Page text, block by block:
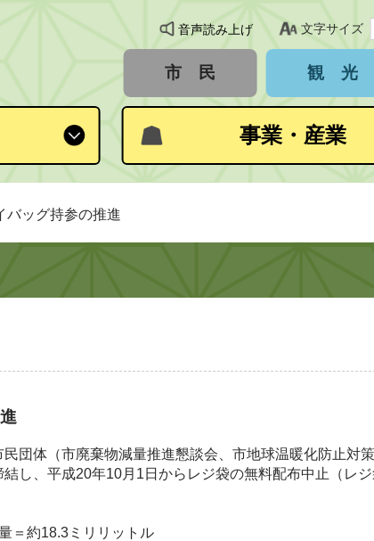
音声読み上げ 文字サイズ
市 民 観 光
事業・産業
バッグ持参の推進
団体（市廃棄物減量推進懇談会、市地球温暖化防止対
し、平成20年10月1日からレジ袋の無料配布中止（レ
＝約18.3ミリリットル